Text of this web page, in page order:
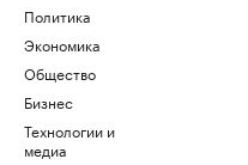
Политика
Экономика
Общество
Бизнес
Технологии и
медиа